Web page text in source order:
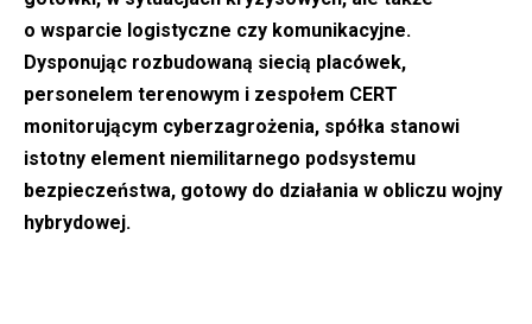
o wsparcie logistyczne czy komunikacyjne.
Dysponując rozbudowaną siecią placówek,
personelem terenowym i zespołem CERT
monitorującym cyberzagrożenia, spółka stanowi
istotny element niemilitarnego podsystemu
bezpieczeństwa, gotowy do działania w obliczu wojny
hybrydowej.